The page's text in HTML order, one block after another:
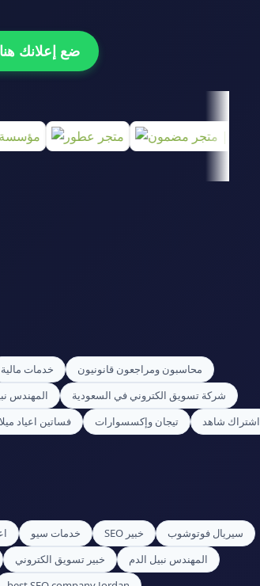
ضع إعلانك هنا وعلى كل
محاسبون ومراجعون قانونيون خدمات مالية
شركة تسويق الكتروني في السعودية
المهندس
اشتراك شاهد
تيجان وإكسسوارات فساتين اعياد
سيريال فوتوشوب خبير SEO خدمات سيو
المهندس نبيل الدم
خبير تسويق الكتروني